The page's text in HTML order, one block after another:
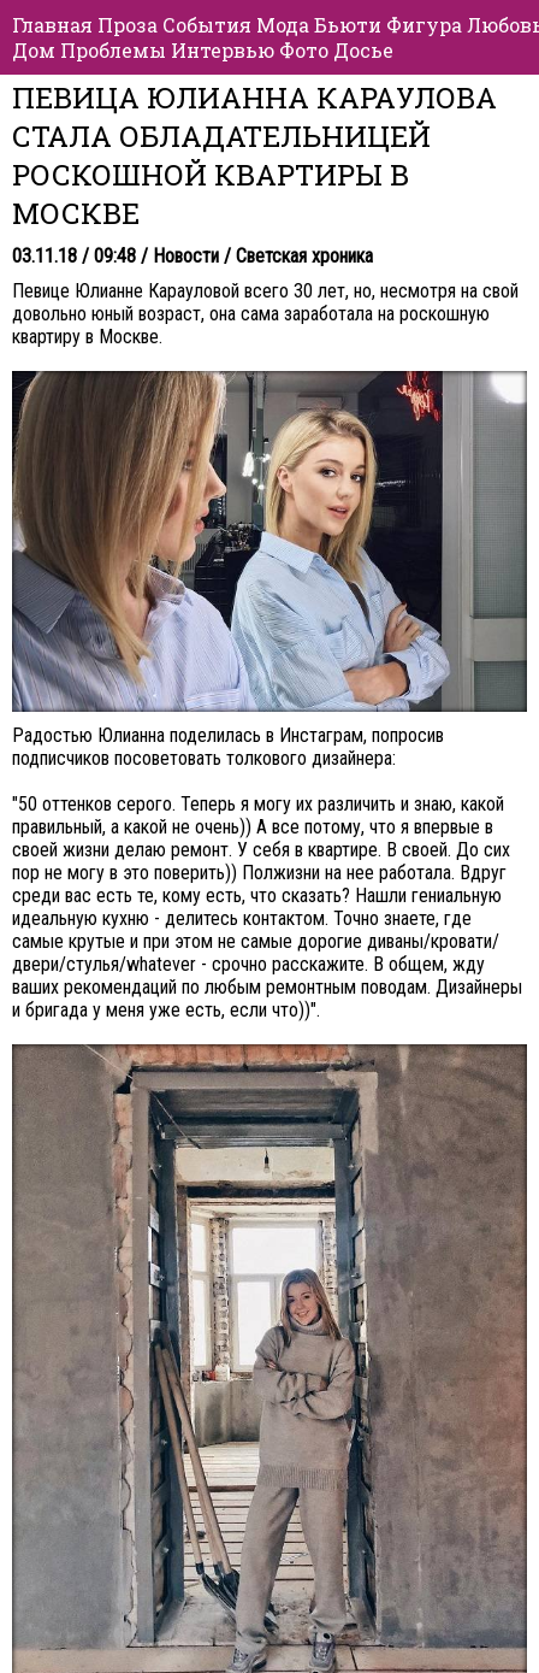
Главная Проза События Мода Бьюти Фигура
Дом Проблемы Интервью Фото Досье
ПЕВИЦА ЮЛИАННА КАРАУЛОВА
СТАЛА ОБЛАДАТЕЛЬНИЦЕЙ
РОСКОШНОЙ КВАРТИРЫ В
МОСКВЕ
03.11.18 / 09:48 / Новости / Светская хроника
Певице Юлианне Карауловой всего 30 лет, но, несмотря на свой
довольно юный возраст, она сама заработала на роскошную
квартиру в Москве.
Радостью Юлианна поделилась в Инстаграм, попросив
подписчиков посоветовать толкового дизайнера:
"50 оттенков серого. Теперь я могу их различить и знаю, какой
правильный, а какой не очень)) А все потому, что я впервые в
своей жизни делаю ремонт. У себя в квартире. В своей. До сих
пор не могу в это поверить)) Полжизни на нее работала. Вдруг
среди вас есть те, кому есть, что сказать? Нашли гениальную
идеальную кухню - делитесь контактом. Точно знаете, где
самые крутые и при этом не самые дорогие диваны/кровати/
двери/стулья/whatever - срочно расскажите. В общем, жду
ваших рекомендаций по любым ремонтным поводам. Дизайнеры
и бригада у меня уже есть, если что))".